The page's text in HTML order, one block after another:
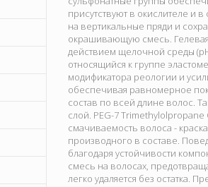
присутствуют в окислителе и
на вертикальные пряди и
окрашивающую смесь.
действием щелочной среды
относящийся к группе
модификатора реологии и
обеспечивая равномерное
состав по всей длине волос.
слой. PEG-7
смачиваемость волоса -
производного в составе.
благодаря устойчивости
смесь на волосах,
легко удаляется без остатка.